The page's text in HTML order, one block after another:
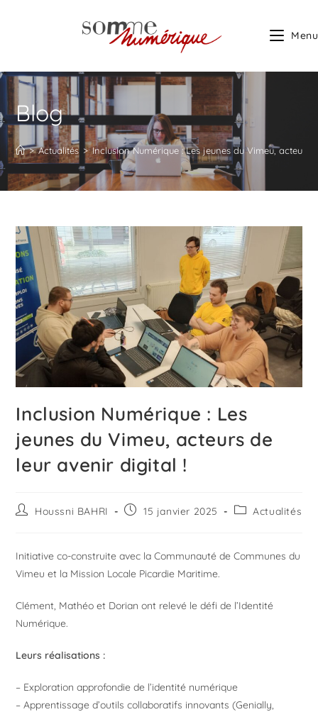
Menu
Blog
> Actualités > Inclusion Numérique : Les jeunes du Vimeu, acteurs
Inclusion Numérique : Les
jeunes du Vimeu, acteurs de
leur avenir digital !
Houssni BAHRI 15 janvier 2025 Actualités
Initiative co-construite avec la Communauté de Communes du
Vimeu et la Mission Locale Picardie Maritime.
Clément, Mathéo et Dorian ont relevé le défi de l’Identité
Numérique.
Leurs réalisations :
– Exploration approfondie de l’identité numérique
– Apprentissage d’outils collaboratifs innovants (Genially,